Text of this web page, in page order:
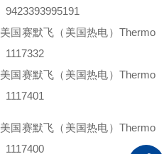
9423393995191
美国赛默飞（美国热电）Thermo
1117332
美国赛默飞（美国热电）Thermo
1117401
美国赛默飞（美国热电）Thermo
1117400